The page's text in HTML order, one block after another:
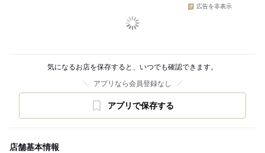
広告を非表示
気になるお店を保存すると、いつでも確認できます。
アプリなら会員登録なし
アプリで保存する
店舗基本情報